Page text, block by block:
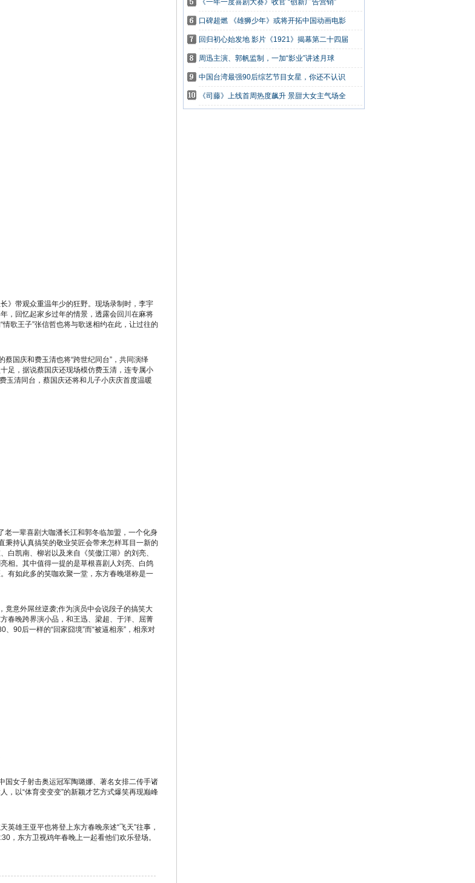
带观众重温年少的狂野。现场录制时，李宇
，回忆起家乡过年的情景，透露会回川在麻将
歌王子”张信哲也将与歌迷相约在此，让过往的
国庆和费玉清也将“跨世纪同台”，共同演绎
足，据说蔡国庆还现场模仿费玉清，连专属小
玉清同台，蔡国庆还将和儿子小庆庆首度温暖
一辈喜剧大咖潘长江和郭冬临加盟，一个化身
秉持认真搞笑的敬业笑匠会带来怎样耳目一新的
白凯南、柳岩以及来自《笑傲江湖》的刘亮、
相。其中值得一提的是草根喜剧人刘亮、白鸽
有如此多的笑咖欢聚一堂，东方春晚堪称是一
意外屌丝逆袭;作为演员中会说段子的搞笑大
春晚跨界演小品，和王迅、梁超、于洋、屈菁
、90后一样的“回家囧境”而“被逼相亲”，相亲对
女子射击奥运冠军陶璐娜、著名女排二传手诸
，以“体育变变变”的新颖才艺方式爆笑再现巅峰
雄王亚平也将登上东方春晚亲述“飞天”往事，
，东方卫视鸡年春晚上一起看他们欢乐登场。